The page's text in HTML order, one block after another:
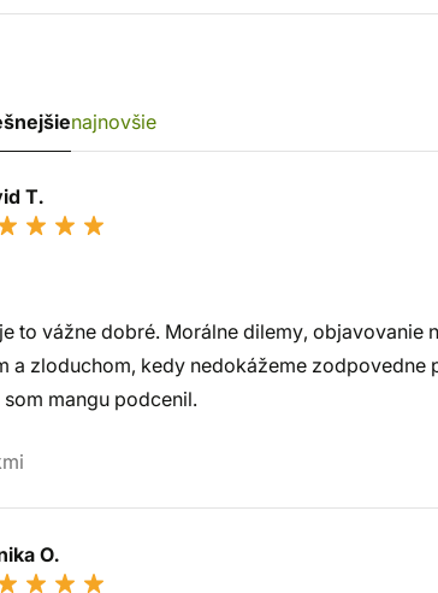
najnovšie
T.
to vážne dobré. Morálne dilemy,
a zloduchom, kedy nedokážeme zodpovedne
som mangu podcenil.
O.